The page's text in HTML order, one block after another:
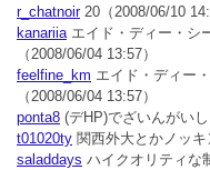
r_chatnoir20 （2008/06/10
kanariiaエイド・ディー・シ
（2008/06/04 13:57）
feelfine_km エイド・ディー
（2008/06/04 13:57）
ponta8 (デHP)でざいんがい
t01020ty 関西外大とかノッ
saladdays ハイクオリティな